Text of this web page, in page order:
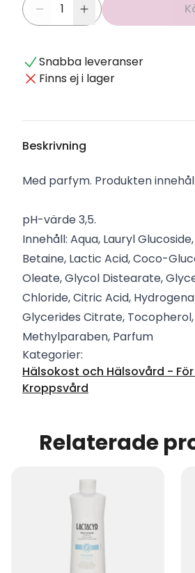
Snabba leveranser
Finns ej i lager
Beskrivning
Med parfym. Produkten
pH-värde 3,5.
Innehåll: Aqua, Lauryl
Betaine, Lactic Acid, Coco-
Oleate, Glycol Distearate,
Chloride, Citric Acid,
Glycerides Citrate, Tocopherol,
Methylparaben, Parfum
Kategorier:
Hälsokost och Hälsovård -
Kroppsvård
Relaterade